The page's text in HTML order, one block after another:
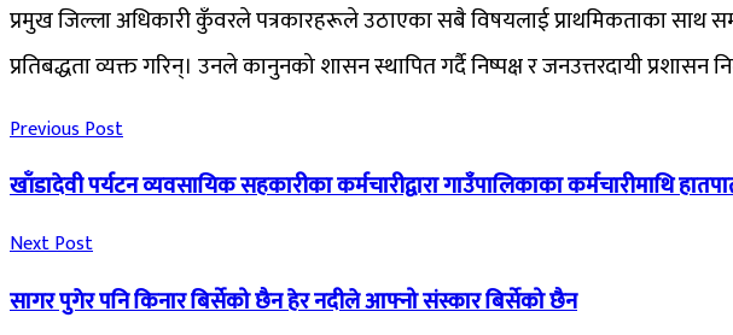
प्रमुख जिल्ला अधिकारी कुँवरले पत्रकारहरूले उठाएका सबै विषयलाई प्राथमिकताका साथ
प्रतिबद्धता व्यक्त गरिन्। उनले कानुनको शासन स्थापित गर्दै निष्पक्ष र जनउत्तरदायी
Previous Post
खाँडादेवी पर्यटन व्यवसायिक सहकारीका कर्मचारीद्वारा गाउँपालिकाका कर्मचारीमाथि
Next Post
सागर पुगेर पनि किनार बिर्सेको छैन हेर नदीले आफ्नो संस्कार बिर्सेको छैन